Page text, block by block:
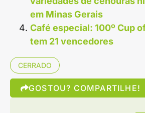
em Minas Gerais
Café especial: 100º Cup
tem 21 vencedores
CERRADO
GOSTOU? COMPARTILHE!